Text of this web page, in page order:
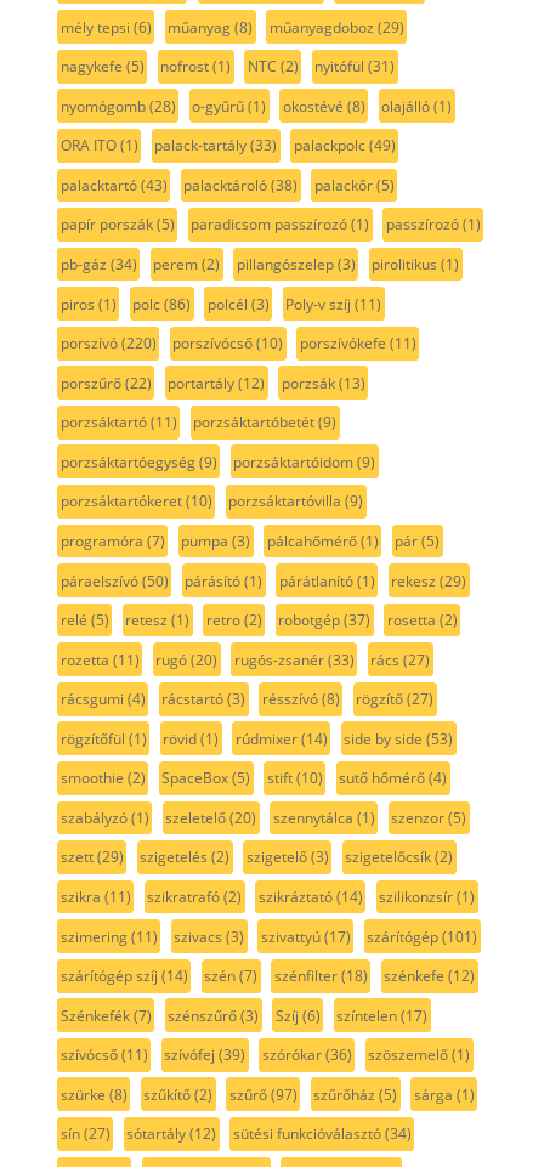
mély tepsi (6) műanyag(8) műanyagdoboz (29)
nagykefe (5) nofrost(1) NTC (2) nyitófül (31)
nyomógomb(28) o-gyűrű(1) okostévé (8) olajálló(1)
ORA ITO(1) palack-tartály(33) palackpolc(49)
palacktartó(43) palacktároló(38) palackőr(5)
papír porszák(5) paradicsom passzírozó(1) passzírozó(1)
pb-gáz (34) perem(2) pillangószelep(3) pirolitikus (1)
piros (1) polc(86) polcél (3) Poly-v szíj (11)
porszívó(220) porszívócső(10) porszívókefe (11)
porszűrő(22) portartály(12) porzsák(13)
porzsáktartó(11) porzsáktartóbetét(9)
porzsáktartóegység(9) porzsáktartóidom(9)
porzsáktartókeret(10) porzsáktartóvilla (9)
programóra (7) pumpa (3) pálcahőmérő(1) pár(5)
páraelszívó(50) párásító(1) párátlanító(1) rekesz (29)
relé (5) retesz (1) retro(2) robotgép(37) rosetta (2)
rozetta (11) rugó(20) rugós-zsanér(33) rács (27)
rácsgumi (4) rácstartó(3) résszívó(8) rögzítő(27)
rögzítőfül (1) rövid(1) rúdmixer(14) side by side (53)
smoothie (2) SpaceBox(5) stift(10) sutő hőmérő(4)
szabályzó(1) szeletelő(20) szennytálca (1) szenzor(5)
szett(29) szigetelés (2) szigetelő(3) szigetelőcsík(2)
szikra (11) szikratrafó(2) szikráztató(14) szilikonzsír(1)
szimering(11) szivacs (3) szivattyú(17) szárítógép(101)
szárítógép szíj (14) szén(7) szénfilter(18) szénkefe (12)
Szénkefék(7) szénszűrő(3) Szíj (6) színtelen(17)
szívócső(11) szívófej (39) szórókar(36) szöszemelő(1)
szürke (8) szűkítő(2) szűrő(97) szűrőház (5) sárga (1)
sín(27) sótartály(12) sütési funkcióválasztó(34)